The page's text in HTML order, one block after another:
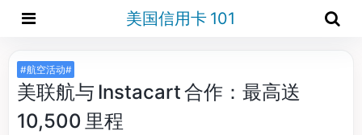
美国信用卡 101
#航空活动#
美联航与 Instacart 合作：最高送
10,500 里程